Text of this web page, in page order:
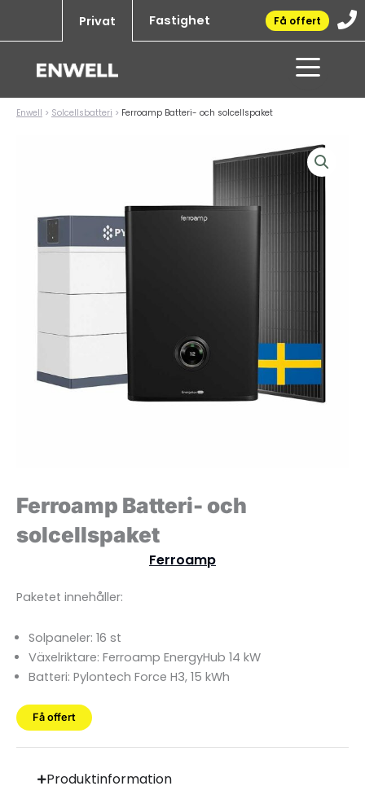
Privat Fastighet Få offert
Enwell > Solcellsbatteri > Ferroamp Batteri- och solcellspaket
Ferroamp Batteri- och
solcellspaket
Ferroamp
Paketet innehåller:
Solpaneler: 16 st
Växelriktare: Ferroamp EnergyHub 14 kW
Batteri: Pylontech Force H3, 15 kWh
Få offert
Produktinformation